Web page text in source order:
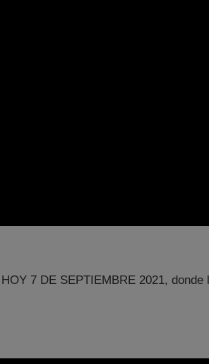
7 DE SEPTIEMBRE 2021,